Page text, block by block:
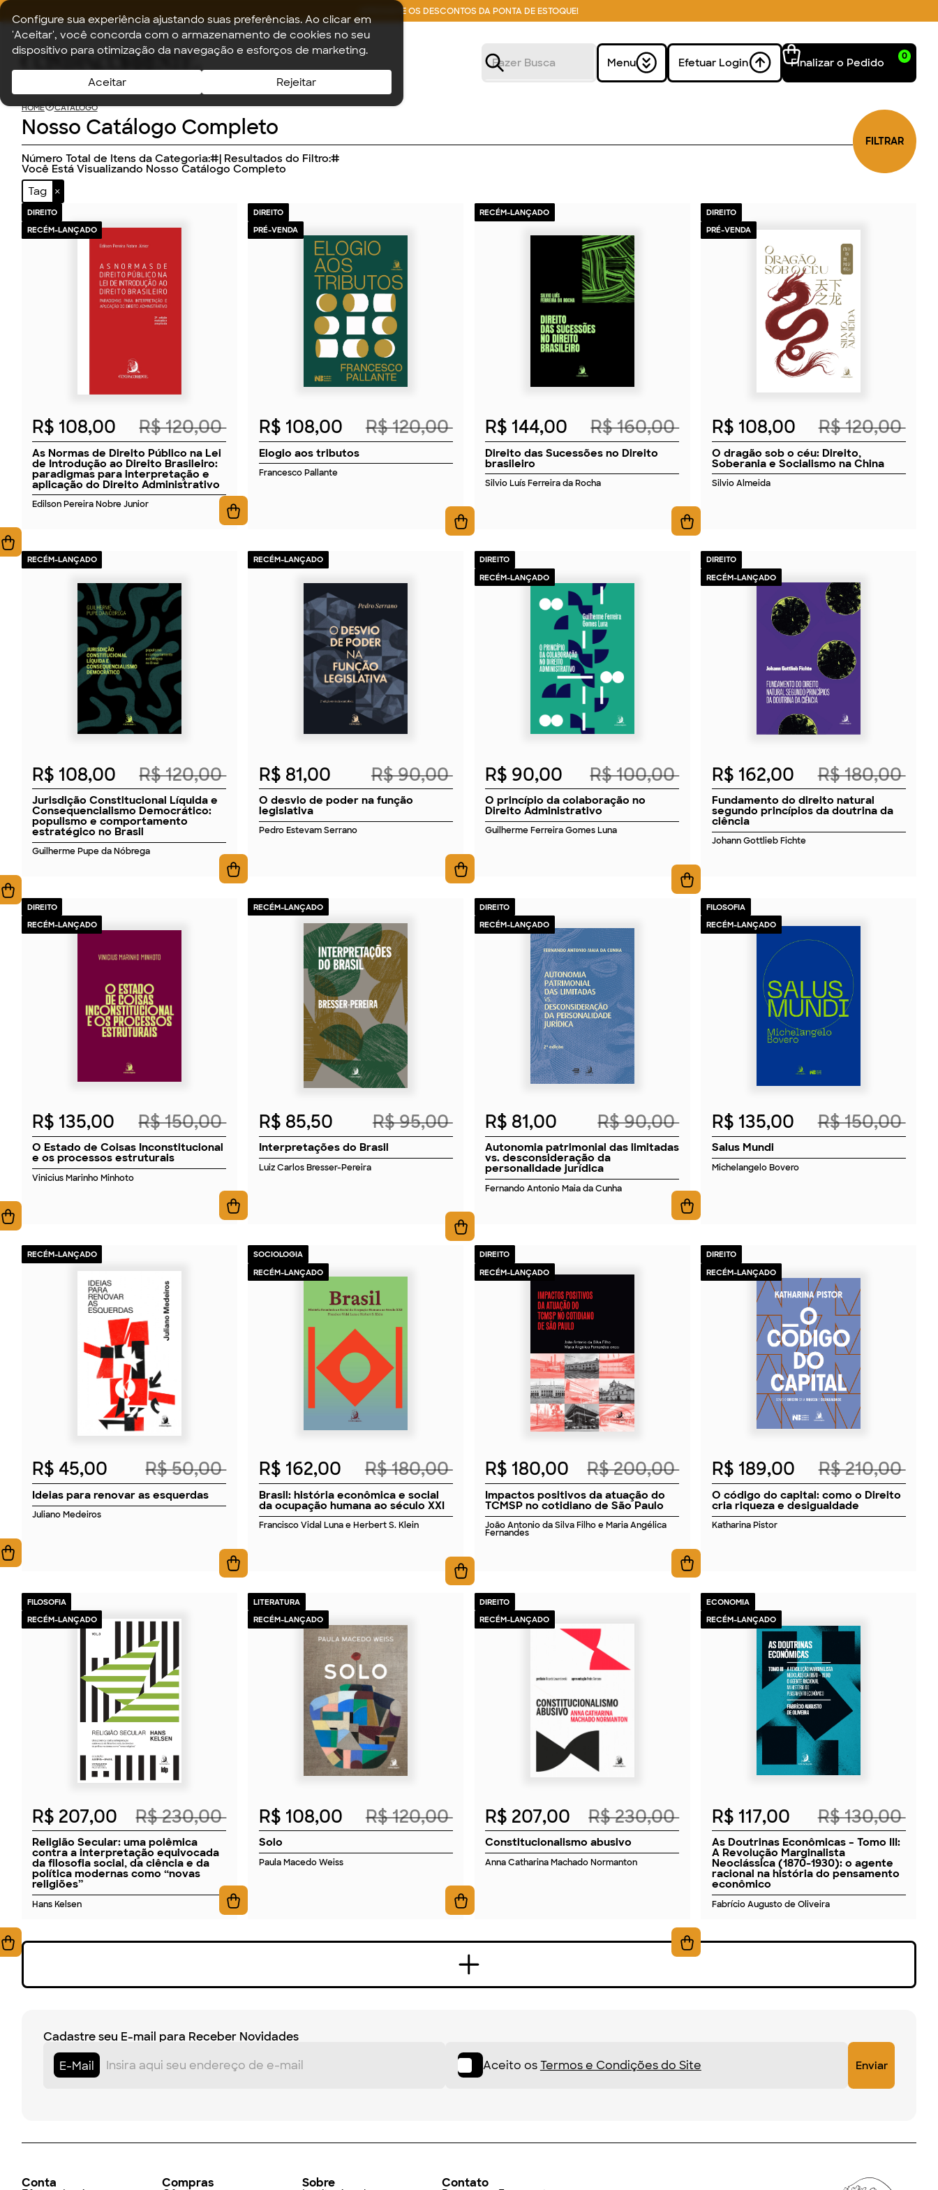
Configure sua experiência ajustando suas preferências. Ao clicar em
'Aceitar', você concorda com o armazenamento de cookies no seu
dispositivo para otimização da navegação e esforços de marketing.
Aceitar Rejeitar
APROVEITE OS DESCONTOS DA PONTA DE ESTOQUE!
Menu Efetuar Login Finalizar o Pedido 0
HOME CATÁLOGO
Nosso Catálogo Completo
Número Total de Itens da Categoria:#| Resultados do Filtro:#
Você Está Visualizando Nosso Catálogo Completo
FILTRAR
Tag
DIREITO
RECÉM-LANÇADO
2026
R$ 108,00 R$ 120,00
As Normas de Direito Público na Lei
de Introdução ao Direito Brasileiro:
paradigmas para interpretação e
aplicação do Direito Administrativo
Edilson Pereira Nobre Junior
DIREITO
PRÉ-VENDA
2026
R$ 108,00 R$ 120,00
Elogio aos tributos
Francesco Pallante
RECÉM-LANÇADO
2026
R$ 144,00 R$ 160,00
Direito das Sucessões no Direito
brasileiro
Silvio Luís Ferreira da Rocha
DIREITO
PRÉ-VENDA
2026
R$ 108,00 R$ 120,00
O dragão sob o céu: Direito,
Soberania e Socialismo na China
Silvio Almeida
RECÉM-LANÇADO
2026
R$ 108,00 R$ 120,00
Jurisdição Constitucional Líquida e
Consequencialismo Democrático:
populismo e comportamento
estratégico no Brasil
Guilherme Pupe da Nóbrega
RECÉM-LANÇADO
2026
R$ 81,00 R$ 90,00
O desvio de poder na função
legislativa
Pedro Estevam Serrano
DIREITO
RECÉM-LANÇADO
2026
R$ 90,00 R$ 100,00
O princípio da colaboração no
Direito Administrativo
Guilherme Ferreira Gomes Luna
DIREITO
RECÉM-LANÇADO
2026
R$ 162,00 R$ 180,00
Fundamento do direito natural
segundo princípios da doutrina da
ciência
Johann Gottlieb Fichte
DIREITO
RECÉM-LANÇADO
2026
R$ 135,00 R$ 150,00
O Estado de Coisas Inconstitucional
e os processos estruturais
Vinicius Marinho Minhoto
RECÉM-LANÇADO
2026
R$ 85,50 R$ 95,00
Interpretações do Brasil
Luiz Carlos Bresser-Pereira
DIREITO
RECÉM-LANÇADO
2026
R$ 81,00 R$ 90,00
Autonomia patrimonial das limitadas
vs. desconsideração da
personalidade jurídica
Fernando Antonio Maia da Cunha
FILOSOFIA
RECÉM-LANÇADO
2026
R$ 135,00 R$ 150,00
Salus Mundi
Michelangelo Bovero
RECÉM-LANÇADO
2026
R$ 45,00 R$ 50,00
Ideias para renovar as esquerdas
Juliano Medeiros
SOCIOLOGIA
RECÉM-LANÇADO
2026
R$ 162,00 R$ 180,00
Brasil: história econômica e social
da ocupação humana ao século XXI
Francisco Vidal Luna e Herbert S. Klein
DIREITO
RECÉM-LANÇADO
2026
R$ 180,00 R$ 200,00
Impactos positivos da atuação do
TCMSP no cotidiano de São Paulo
João Antonio da Silva Filho e Maria Angélica
Fernandes
DIREITO
RECÉM-LANÇADO
2026
R$ 189,00 R$ 210,00
O código do capital: como o Direito
cria riqueza e desigualdade
Katharina Pistor
FILOSOFIA
RECÉM-LANÇADO
2026
R$ 207,00 R$ 230,00
Religião Secular: uma polêmica
contra a interpretação equivocada
da filosofia social, da ciência e da
política modernas como “novas
religiões”
Hans Kelsen
LITERATURA
RECÉM-LANÇADO
2026
R$ 108,00 R$ 120,00
Solo
Paula Macedo Weiss
DIREITO
RECÉM-LANÇADO
2026
R$ 207,00 R$ 230,00
Constitucionalismo abusivo
Anna Catharina Machado Normanton
ECONOMIA
RECÉM-LANÇADO
2026
R$ 117,00 R$ 130,00
As Doutrinas Econômicas – Tomo III:
A Revolução Marginalista
Neoclássica (1870-1930): o agente
racional na história do pensamento
econômico
Fabrício Augusto de Oliveira
Cadastre seu E-mail para Receber Novidades
E-Mail
Aceito osTermos e Condições do Site
Conta Compras Sobre Contato